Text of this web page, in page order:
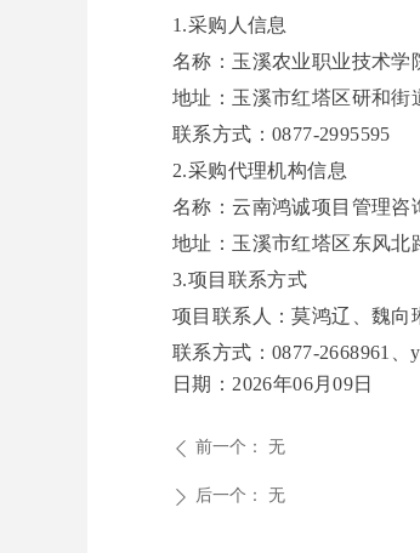
1 .采购人信息
名称：玉溪农业职业技术学
地址： 玉溪市红塔区研和街
联系方式： 0877-2995595
2.采购代理机构信息
名称：云南鸿诚项目管理咨
地址：玉溪市红塔区东风北
3.项目联系方式
项目联系人：莫鸿辽、魏向
联系方式： 0877-2668961、
日期： 2026年06月09日
ꄴ 前一个： 无
ꄲ 后一个： 无